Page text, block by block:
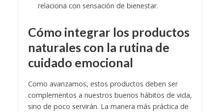
relaciona con sensación de bienestar.
Cómo integrar los productos
naturales con la rutina de
cuidado emocional
Como avanzamos, estos productos deben ser
complementos a nuestros buenos hábitos de vida,
sino de poco servirán. La manera más práctica de